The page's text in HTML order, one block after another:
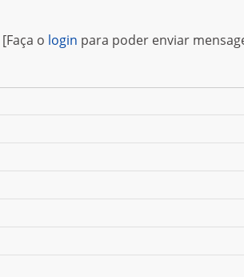
[Faça o login para poder enviar